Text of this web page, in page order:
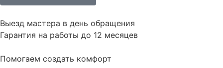
Выезд мастера в день обращения
Гарантия на работы до 12 месяцев
Помогаем создать комфорт